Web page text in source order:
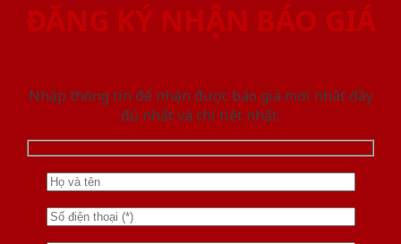
ĐĂNG KÝ NHẬN BÁO GIÁ
Nhập thông tin để nhận được báo giá mới nhât đầy
đủ nhất và chi tiết nhất.